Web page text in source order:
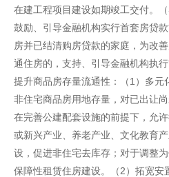
在建工程项目建设如期竣工交付。
鼓励、引导金融机构实行首套房贷
房并已结清购房贷款的家庭，为改
通住房的，支持、引导金融机构执行
提升商品房存量流通性：（1）多元
非住宅商品房用地存量，对已出让
在完善公建配套设施的前提下，允
或新兴产业、养老产业、文化教育
设，促进非住宅去库存；对于调整
保障性租赁住房建设。（2）拓宽安